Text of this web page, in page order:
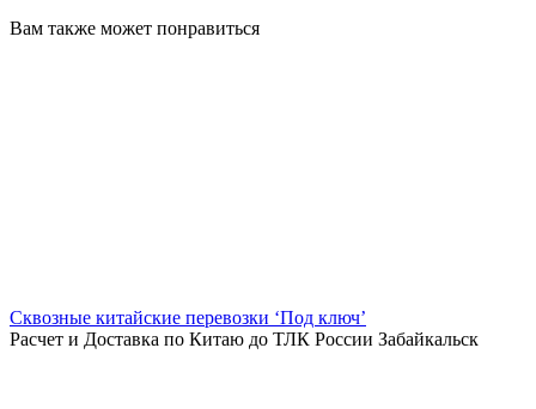
Вам также может понравиться
Сквозные китайские перевозки ‘Под ключ’
Расчет и Доставка по Китаю до ТЛК России Забайкальск